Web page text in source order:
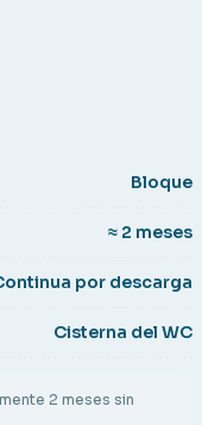
Bloque
≈ 2 meses
por descarga
Cisterna del WC
2 meses sin